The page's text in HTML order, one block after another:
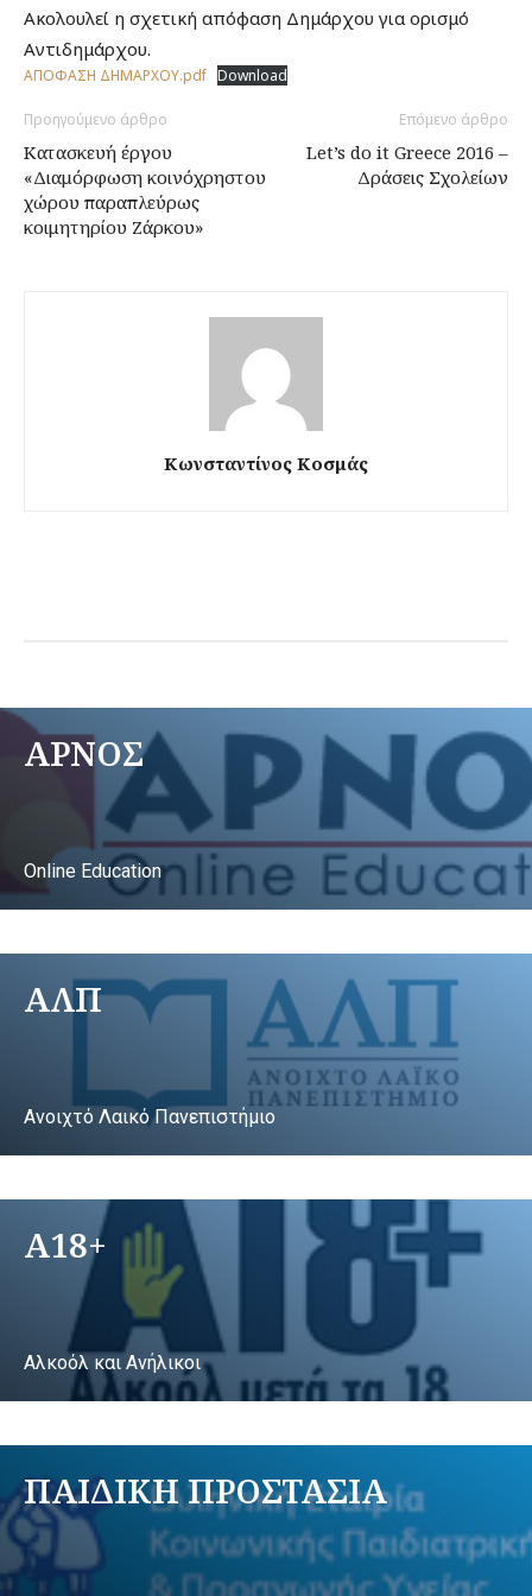
Ακολουλεί η σχετική απόφαση Δημάρχου για ορισμό
Αντιδημάρχου.
ΑΠΟΦΑΣΗ ΔΗΜΑΡΧΟΥ.pdf Download
Προηγούμενο άρθρο
Κατασκευή έργου
«Διαμόρφωση κοινόχρηστου
χώρου παραπλεύρως
κοιμητηρίου Ζάρκου»
Επόμενο άρθρο
Let’s do it Greece 2016 –
Δράσεις Σχολείων
Κωνσταντίνος Κοσμάς
ΑΡΝΟΣ
Online Education
ΑΛΠ
Ανοιχτό Λαικό Πανεπιστήμιο
A18+
Αλκοόλ και Ανήλικοι
ΠΑΙΔΙΚΗ ΠΡΟΣΤΑΣΙΑ